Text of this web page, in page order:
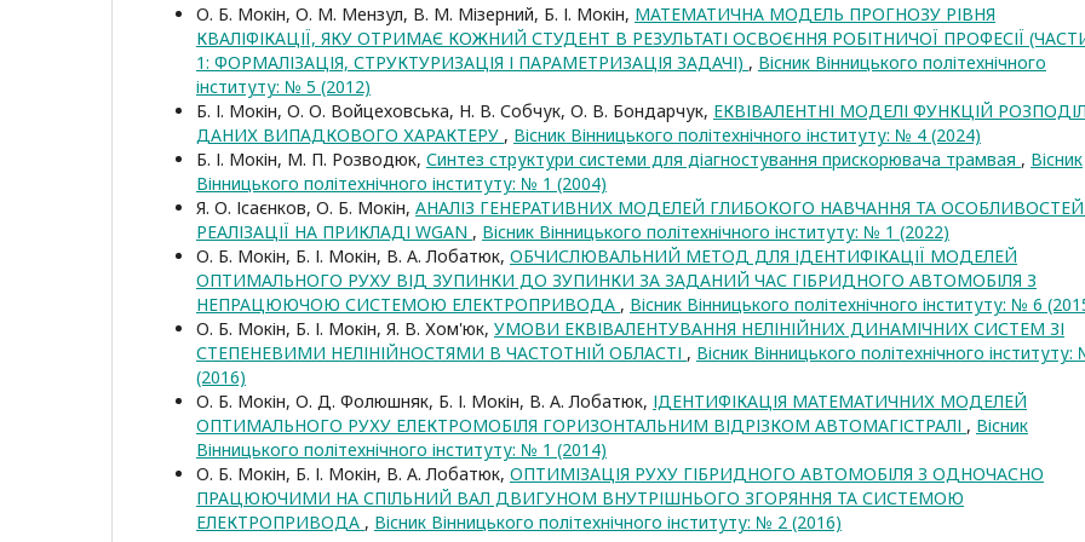
О. Б. Мокін, О. М. Мензул, В. М. Мізерний, Б. І. Мокін, МАТЕМАТИЧНА МОДЕЛЬ ПРОГНОЗУ РІВНЯ
КВАЛІФІКАЦІЇ, ЯКУ ОТРИМАЄ КОЖНИЙ СТУДЕНТ В РЕЗУЛЬТАТІ ОСВОЄННЯ РОБІТНИЧОЇ ПРОФЕСІЇ
1: ФОРМАЛІЗАЦІЯ, СТРУКТУРИЗАЦІЯ І ПАРАМЕТРИЗАЦІЯ ЗАДАЧІ) , Вісник Вінницького політехнічного
інституту: № 5 (2012)
Б. І. Мокін, О. О. Войцеховська, Н. В. Собчук, О. В. Бондарчук, ЕКВІВАЛЕНТНІ МОДЕЛІ ФУНКЦІЙ
ДАНИХ ВИПАДКОВОГО ХАРАКТЕРУ , Вісник Вінницького політехнічного інституту: № 4 (2024)
Б. І. Мокін, М. П. Розводюк, Синтез структури системи для діагностування прискорювача трамвая , Вісник
Вінницького політехнічного інституту: № 1 (2004)
Я. О. Ісаєнков, О. Б. Мокін, АНАЛІЗ ГЕНЕРАТИВНИХ МОДЕЛЕЙ ГЛИБОКОГО НАВЧАННЯ ТА ОСОБЛИВОСТЕЙ
РЕАЛІЗАЦІЇ НА ПРИКЛАДІ WGAN , Вісник Вінницького політехнічного інституту: № 1 (2022)
О. Б. Мокін, Б. І. Мокін, В. А. Лобатюк, ОБЧИСЛЮВАЛЬНИЙ МЕТОД ДЛЯ ІДЕНТИФІКАЦІЇ МОДЕЛЕЙ
ОПТИМАЛЬНОГО РУХУ ВІД ЗУПИНКИ ДО ЗУПИНКИ ЗА ЗАДАНИЙ ЧАС ГІБРИДНОГО АВТОМОБІЛЯ З
НЕПРАЦЮЮЧОЮ СИСТЕМОЮ ЕЛЕКТРОПРИВОДА , Вісник Вінницького політехнічного інституту: № 6
О. Б. Мокін, Б. І. Мокін, Я. В. Хом'юк, УМОВИ ЕКВІВАЛЕНТУВАННЯ НЕЛІНІЙНИХ ДИНАМІЧНИХ СИСТЕМ ЗІ
СТЕПЕНЕВИМИ НЕЛІНІЙНОСТЯМИ В ЧАСТОТНІЙ ОБЛАСТІ , Вісник Вінницького політехнічного інституту:
(2016)
О. Б. Мокін, О. Д. Фолюшняк, Б. І. Мокін, В. А. Лобатюк, ІДЕНТИФІКАЦІЯ МАТЕМАТИЧНИХ МОДЕЛЕЙ
ОПТИМАЛЬНОГО РУХУ ЕЛЕКТРОМОБІЛЯ ГОРИЗОНТАЛЬНИМ ВІДРІЗКОМ АВТОМАГІСТРАЛІ , Вісник
Вінницького політехнічного інституту: № 1 (2014)
О. Б. Мокін, Б. І. Мокін, В. А. Лобатюк, ОПТИМІЗАЦІЯ РУХУ ГІБРИДНОГО АВТОМОБІЛЯ З ОДНОЧАСНО
ПРАЦЮЮЧИМИ НА СПІЛЬНИЙ ВАЛ ДВИГУНОМ ВНУТРІШНЬОГО ЗГОРЯННЯ ТА СИСТЕМОЮ
ЕЛЕКТРОПРИВОДА , Вісник Вінницького політехнічного інституту: № 2 (2016)